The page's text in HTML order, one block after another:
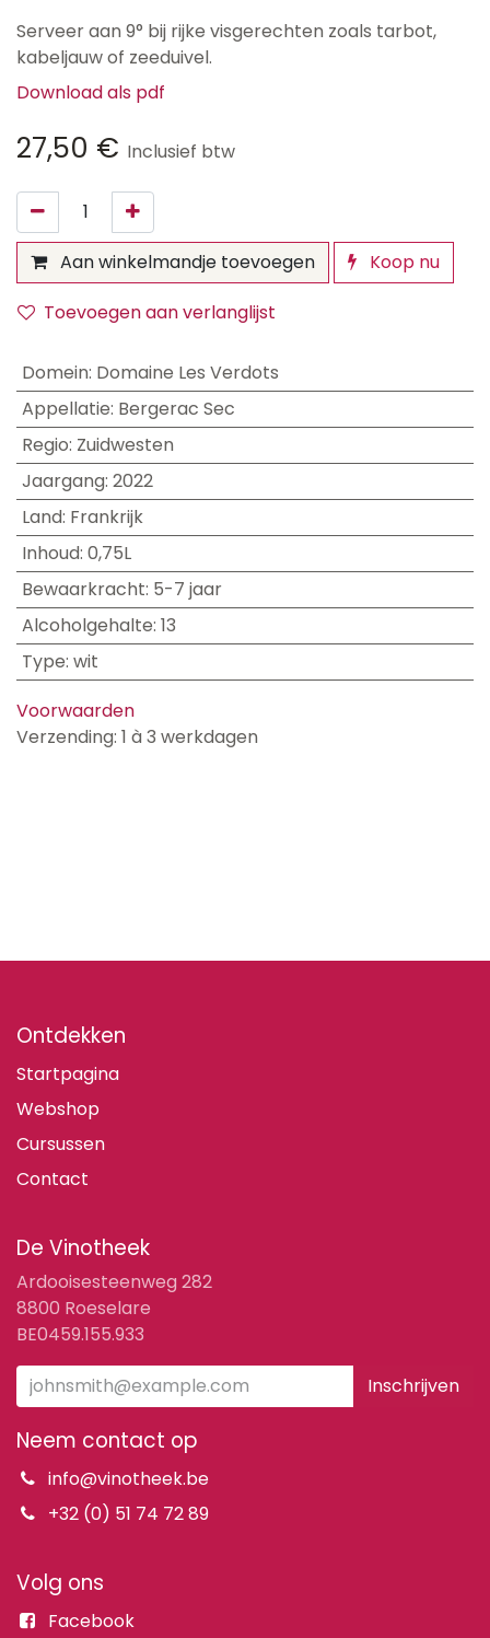
Serveer aan 9° bij rijke visgerechten zoals tarbot,
kabeljauw of zeeduivel.
Download als pdf
27,50 € Inclusief btw
Aan winkelmandje toevoegen
Koop nu
Toevoegen aan verlanglijst
Domein: Domaine Les Verdots
Appellatie: Bergerac Sec
Regio: Zuidwesten
Jaargang: 2022
Land: Frankrijk
Inhoud: 0,75L
Bewaarkracht: 5-7 jaar
Alcoholgehalte: 13
Type: wit
Voorwaarden
Verzending: 1 à 3 werkdagen
Ontdekken
Startpagina
Webshop
Cursussen
Contact
De Vinotheek
Ardooisesteenweg 282
8800 Roeselare
BE0459.155.933
Inschrijven
Neem contact op
info@vinotheek.be
+32 (0) 51 74 72 89
Volg ons
Facebook